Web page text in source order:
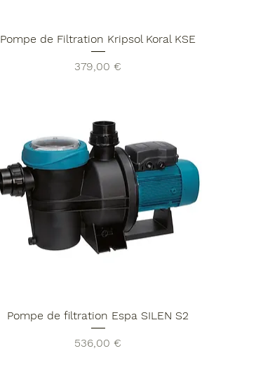
Pompe de Filtration Kripsol Koral KSE
Prix
379,00 €
Pompe de filtration Espa SILEN S2
Prix
536,00 €